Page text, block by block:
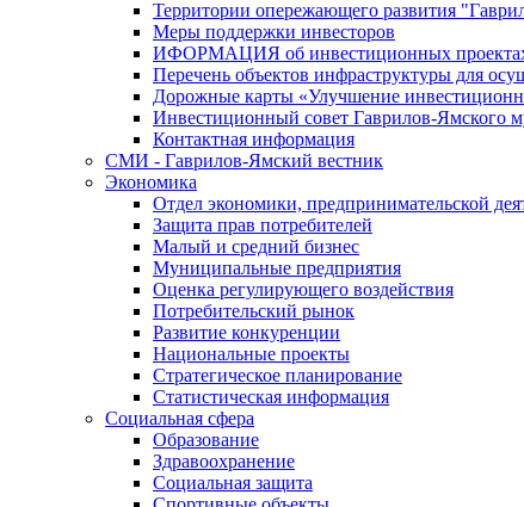
Территории опережающего развития
Меры поддержки инвесторов
ИФОРМАЦИЯ об инвестиционных
Перечень объектов инфраструктуры для
Дорожные карты «Улучшение
Инвестиционный совет Гаврилов-Ямского
Контактная информация
СМИ - Гаврилов-Ямский вестник
Экономика
Отдел экономики, предпринимательской
Защита прав потребителей
Малый и средний бизнес
Муниципальные предприятия
Оценка регулирующего воздействия
Потребительский рынок
Развитие конкуренции
Национальные проекты
Стратегическое планирование
Статистическая информация
Социальная сфера
Образование
Здравоохранение
Социальная защита